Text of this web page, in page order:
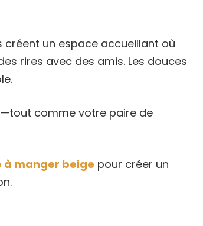
créent un espace accueillant où
rires avec des amis. Les douces
comme votre paire de
à manger beige pour créer un